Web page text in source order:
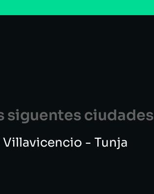
siguentes ciudades
- Tunja